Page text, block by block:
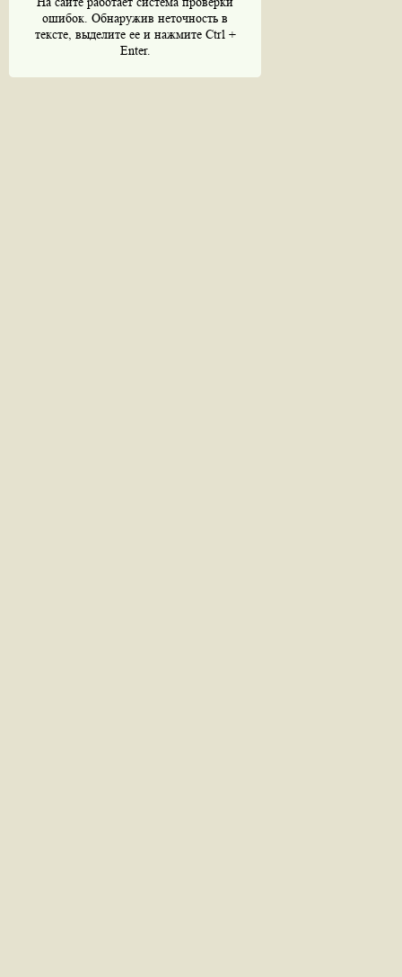
ошибок. Обнаружив неточность в
тексте, выделите ее и нажмите Ctrl +
Enter.